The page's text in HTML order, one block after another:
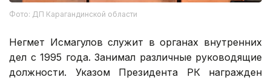
Фото: ДП Карагандинской области
Негмет Исмагулов служит в органах внутренних
дел с 1995 года. Занимал различные руководящие
должности. Указом Президента РК награжден